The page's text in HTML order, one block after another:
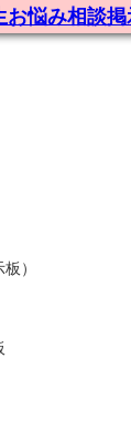
お悩み相談掲
）